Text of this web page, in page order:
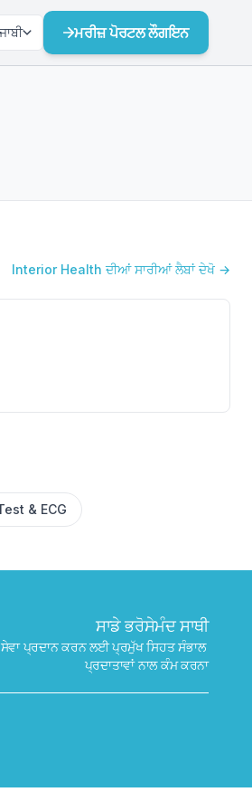
ਮਰੀਜ਼ ਪੋਰਟਲ ਲੌਗਇਨ
Interior Health ਦੀਆਂ ਸਾਰੀਆਂ ਲੈਬਾਂ ਦੇਖੋ →
& ECG
ਸਾਡੇ ਭਰੋਸੇਮੰਦ ਸਾਥੀ
ਪ੍ਰਦਾਨ ਕਰਨ ਲਈ ਪ੍ਰਮੁੱਖ ਸਿਹਤ ਸੰਭਾਲ
ਪ੍ਰਦਾਤਾਵਾਂ ਨਾਲ ਕੰਮ ਕਰਨਾ
✕